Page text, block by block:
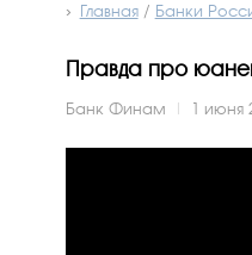
Главная/ Банки
Правда про
Банк Финам | 1 июня